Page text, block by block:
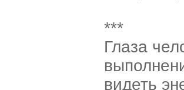
***
Глаза
видеть